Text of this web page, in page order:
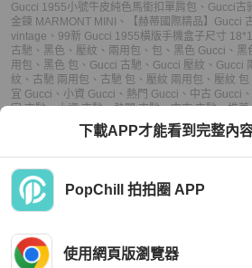
Gucci 1955小號牛皮純色馬銜扣單肩包 、 Gucci古
金鍊 MARMONT MINI
、
【赫蒂國際精品】Gucci
vintage 、 99新 Gucci 1955橫版手機盒子尺寸
古馳 、 黑色 、 壓紋 、 兩用包 、 包 、 黑色 Gucci 、 黑
用包 、 黑色 包 、 Gucci 古馳 、 Gucci 壓紋 、 Gucci
紋 、 古馳 兩用包 、 古馳 包 、 壓紋 兩用包 、 壓紋 包
宜 Gucci 、 小資 Gucci 、 熱門 Gucci 、 中古 Gucci 、
宜 古馳、小資 古馳、熱門 古馳、中古 古馳、推薦
小資 兩用包、 熱門 兩用包、中古 兩用包、
熱門 包 、 中古 包、推薦 包
下載APP才能看到完整內
PopChill 拍拍圈 APP
使用網頁版瀏覽器